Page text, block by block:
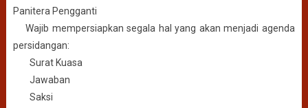
Panitera Pengganti
Wajib mempersiapkan segala hal yang akan menjadi agenda
persidangan:
Surat Kuasa
Jawaban
Saksi